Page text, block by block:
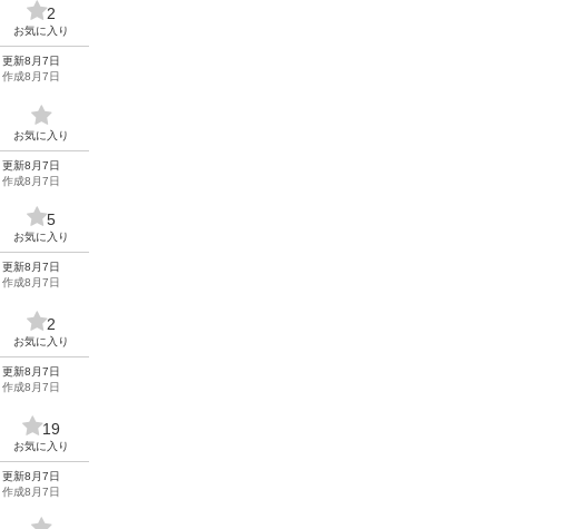
2
お気に入り
更新8月7日
作成8月7日
お気に入り
更新8月7日
作成8月7日
5
お気に入り
更新8月7日
作成8月7日
2
お気に入り
更新8月7日
作成8月7日
19
お気に入り
更新8月7日
作成8月7日